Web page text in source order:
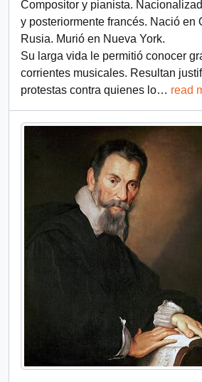
Compositor y pianista.
y posteriormente francés. Nació en
Rusia. Murió en Nueva York.
Su larga vida le permitió conocer
corrientes musicales. Resultan
protestas contra quienes lo… read